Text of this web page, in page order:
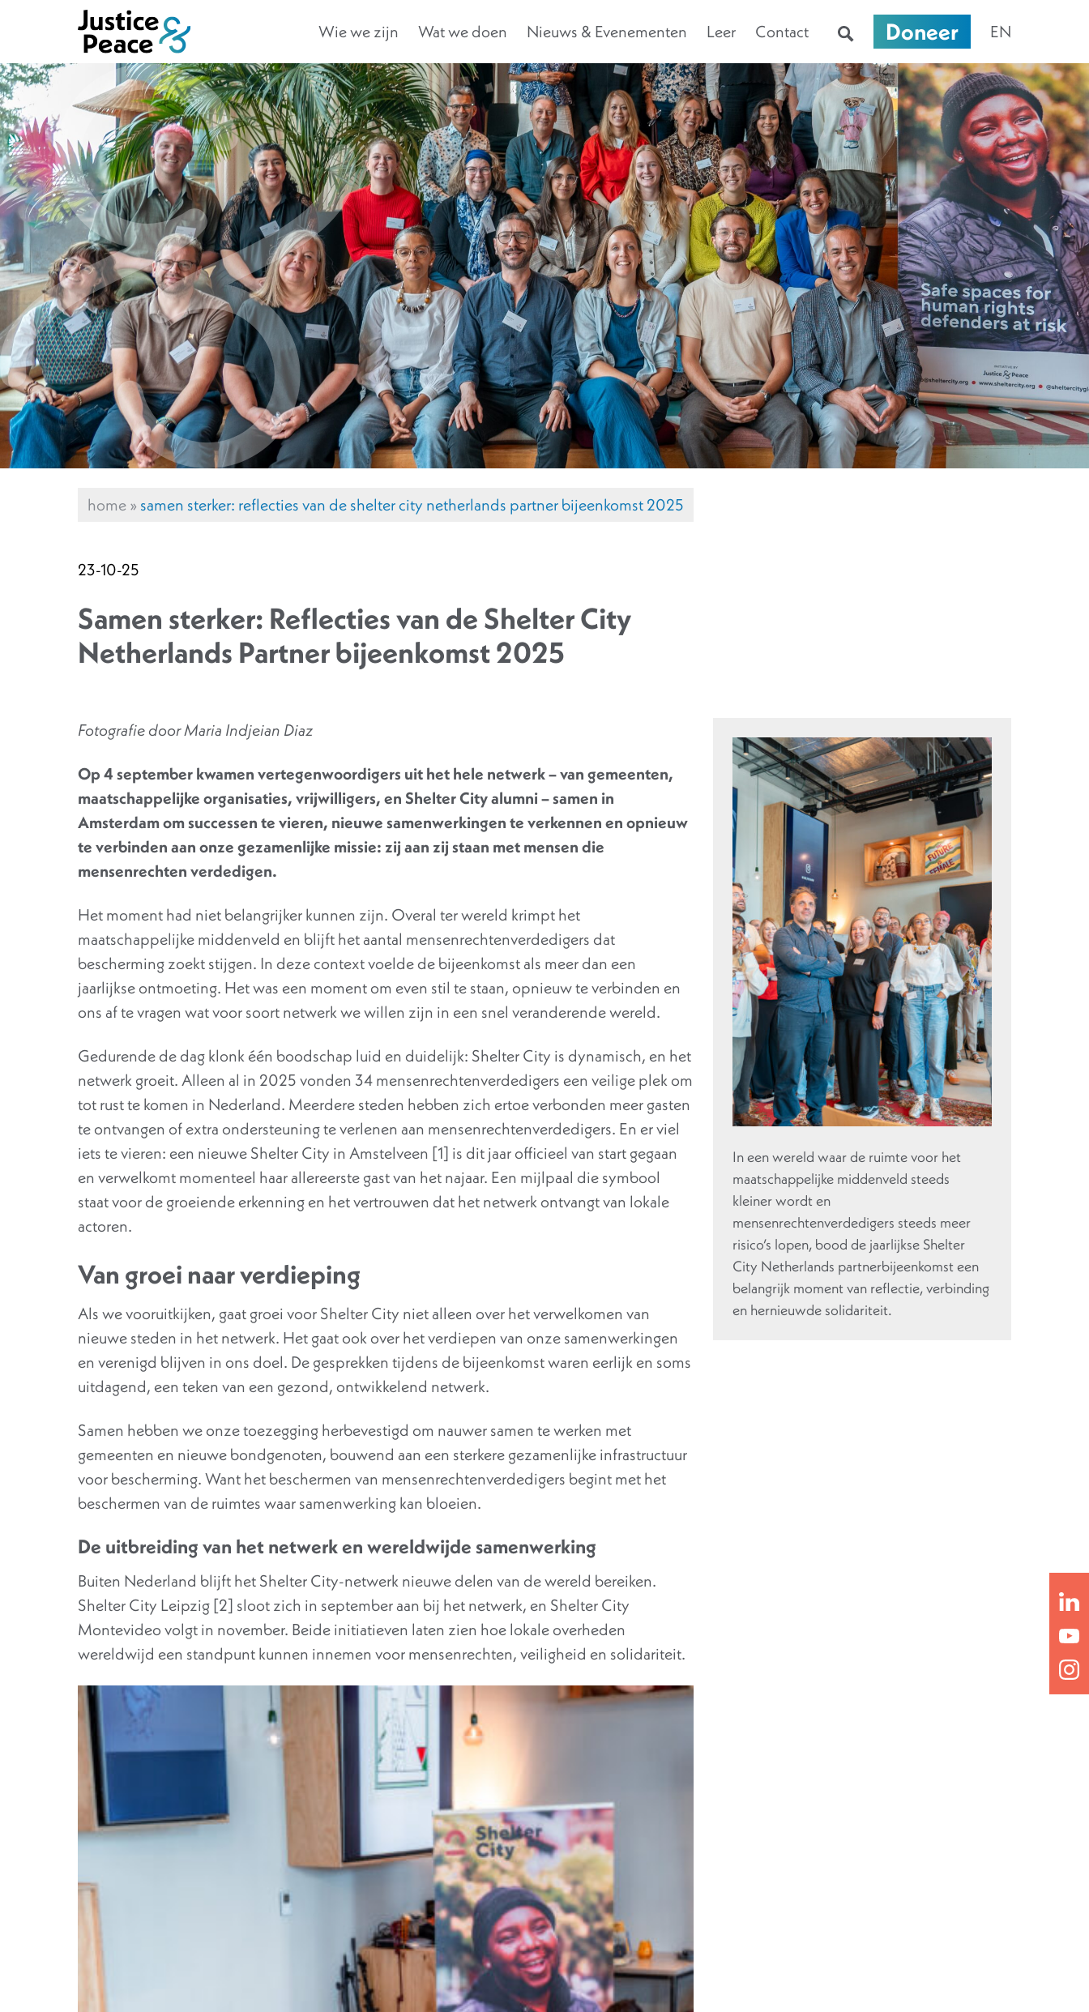
Wie we zijn Wat we doen Nieuws & Evenementen Leer Contact Doneer EN
home»samen sterker: reflecties van de shelter city netherlands partner bijeenkomst 2025
23-10-25
Samen sterker: Reflecties van de Shelter City
Netherlands Partner bijeenkomst 2025
Fotografie door Maria Indjeian Diaz
Op 4 september kwamen vertegenwoordigers uit het hele netwerk – van gemeenten,
maatschappelijke organisaties, vrijwilligers, en Shelter City alumni – samen in
Amsterdam om successen te vieren, nieuwe samenwerkingen te verkennen en opnieuw
te verbinden aan onze gezamenlijke missie: zij aan zij staan met mensen die
mensenrechten verdedigen.
Het moment had niet belangrijker kunnen zijn. Overal ter wereld krimpt het
maatschappelijke middenveld en blijft het aantal mensenrechtenverdedigers dat
bescherming zoekt stijgen. In deze context voelde de bijeenkomst als meer dan een
jaarlijkse ontmoeting. Het was een moment om even stil te staan, opnieuw te verbinden en
ons af te vragen wat voor soort netwerk we willen zijn in een snel veranderende wereld.
Gedurende de dag klonk één boodschap luid en duidelijk: Shelter City is dynamisch, en het
netwerk groeit. Alleen al in 2025 vonden 34 mensenrechtenverdedigers een veilige plek om
tot rust te komen in Nederland. Meerdere steden hebben zich ertoe verbonden meer gasten
te ontvangen of extra ondersteuning te verlenen aan mensenrechtenverdedigers. En er viel
iets te vieren: een nieuwe Shelter City in Amstelveen [1] is dit jaar officieel van start gegaan
en verwelkomt momenteel haar allereerste gast van het najaar. Een mijlpaal die symbool
staat voor de groeiende erkenning en het vertrouwen dat het netwerk ontvangt van lokale
actoren.
Van groei naar verdieping
Als we vooruitkijken, gaat groei voor Shelter City niet alleen over het verwelkomen van
nieuwe steden in het netwerk. Het gaat ook over het verdiepen van onze samenwerkingen
en verenigd blijven in ons doel. De gesprekken tijdens de bijeenkomst waren eerlijk en soms
uitdagend, een teken van een gezond, ontwikkelend netwerk.
Samen hebben we onze toezegging herbevestigd om nauwer samen te werken met
gemeenten en nieuwe bondgenoten, bouwend aan een sterkere gezamenlijke infrastructuur
voor bescherming. Want het beschermen van mensenrechtenverdedigers begint met het
beschermen van de ruimtes waar samenwerking kan bloeien.
De uitbreiding van het netwerk en wereldwijde samenwerking
Buiten Nederland blijft het Shelter City-netwerk nieuwe delen van de wereld bereiken.
Shelter City Leipzig [2] sloot zich in september aan bij het netwerk, en Shelter City
Montevideo volgt in november. Beide initiatieven laten zien hoe lokale overheden
wereldwijd een standpunt kunnen innemen voor mensenrechten, veiligheid en solidariteit.
In een wereld waar de ruimte voor het
maatschappelijke middenveld steeds
kleiner wordt en
mensenrechtenverdedigers steeds meer
risico’s lopen, bood de jaarlijkse Shelter
City Netherlands partnerbijeenkomst een
belangrijk moment van reflectie, verbinding
en hernieuwde solidariteit.